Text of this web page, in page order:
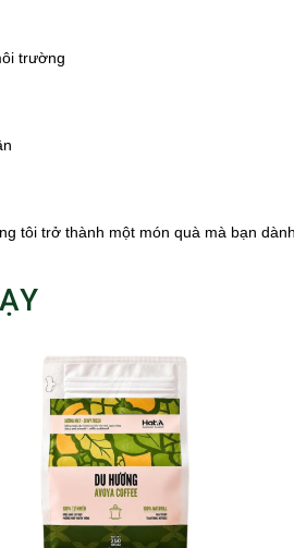
trường
tôi trở thành một món quà mà bạn